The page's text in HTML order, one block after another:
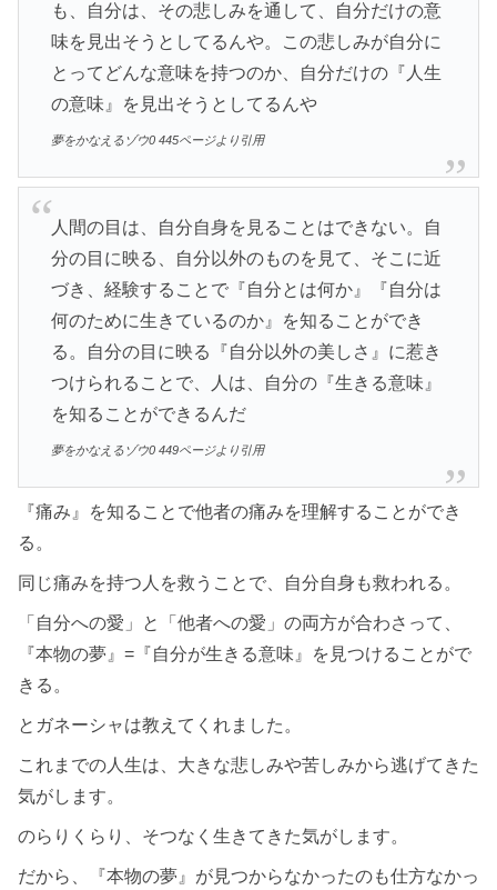
も、自分は、その悲しみを通して、自分だけの意
味を見出そうとしてるんや。この悲しみが自分に
とってどんな意味を持つのか、自分だけの『人生
の意味』を見出そうとしてるんや
夢をかなえるゾウ0 445ページより引用
人間の目は、自分自身を見ることはできない。自
分の目に映る、自分以外のものを見て、そこに近
づき、経験することで『自分とは何か』『自分は
何のために生きているのか』を知ることができ
る。自分の目に映る『自分以外の美しさ』に惹き
つけられることで、人は、自分の『生きる意味』
を知ることができるんだ
夢をかなえるゾウ0 449ページより引用
『痛み』を知ることで他者の痛みを理解することができ
る。
同じ痛みを持つ人を救うことで、自分自身も救われる。
「自分への愛」と「他者への愛」の両方が合わさって、
『本物の夢』=『自分が生きる意味』を見つけることがで
きる。
とガネーシャは教えてくれました。
これまでの人生は、大きな悲しみや苦しみから逃げてきた
気がします。
のらりくらり、そつなく生きてきた気がします。
だから、『本物の夢』が見つからなかったのも仕方なかっ